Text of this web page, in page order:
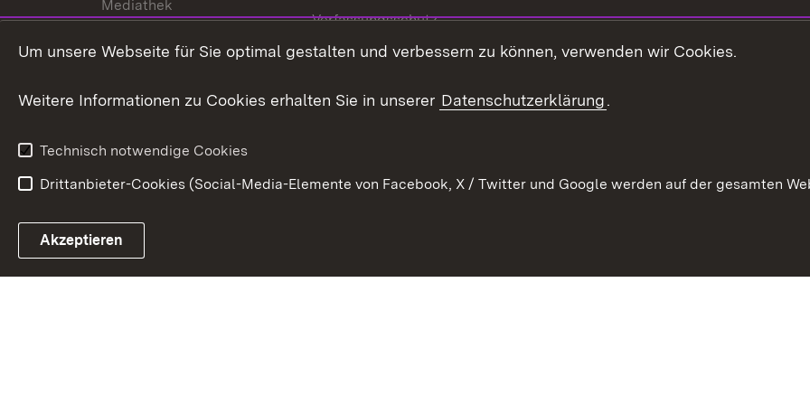
Mediathek
Publikationen
Verfassungsschutz
Datenschutz
Glücksspielrecht
Link zum Landesportal
Um unsere Webseite für Sie optimal gestalten und verbessern zu können, verwenden wir Cookies.
Weitere Informationen zu Cookies erhalten Sie in unserer Datenschutzerklärung.
Technisch notwendige Cookies
Drittanbieter-Cookies (Social-Media-Elemente von Facebook, X / Twitter und Google werden auf der gesamten
Akzeptieren